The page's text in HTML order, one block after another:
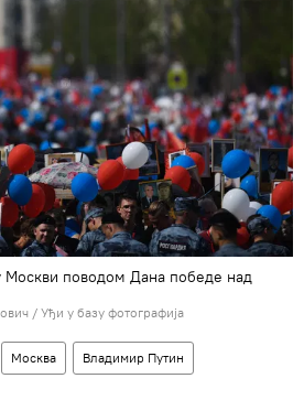
поводом Дана победе над
/ Уђи у базу фотографија
Москва Владимир Путин